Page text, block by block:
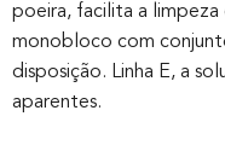
poeira, facilita a limpeza
monobloco com
disposição. Linha E, a
aparentes.